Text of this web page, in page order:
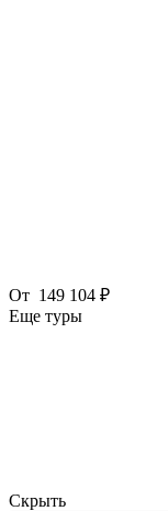
От 149 104 ₽
Еще туры
Скрыть